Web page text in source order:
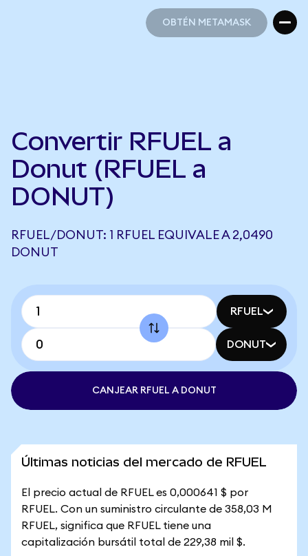
OBTÉN METAMASK
Convertir RFUEL a
Donut (RFUEL a
DONUT)
RFUEL/DONUT: 1 RFUEL EQUIVALE A 2,0490
DONUT
RFUEL
DONUT
CANJEAR RFUEL A DONUT
Últimas noticias del mercado de RFUEL
El precio actual de RFUEL es 0,000641 $ por
RFUEL. Con un suministro circulante de 358,03 M
RFUEL, significa que RFUEL tiene una
capitalización bursátil total de 229,38 mil $.